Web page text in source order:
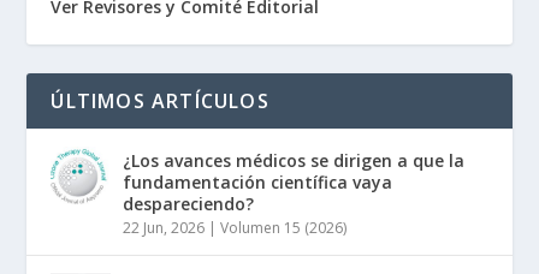
Ver Revisores y Comité Editorial
ÚLTIMOS ARTÍCULOS
¿Los avances médicos se dirigen a que la
fundamentación científica vaya
despareciendo?
22 Jun, 2026 |Volumen 15 (2026)